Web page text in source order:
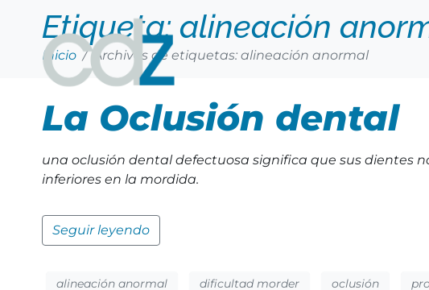
Etiqueta:alineación
Inicio Archivos de etiquetas: alineación anormal
La Oclusión dental
una oclusión dental defectuosa significa que sus dientes
inferiores en la mordida.
Seguir leyendo
alineación anormal dificultad morder oclusión